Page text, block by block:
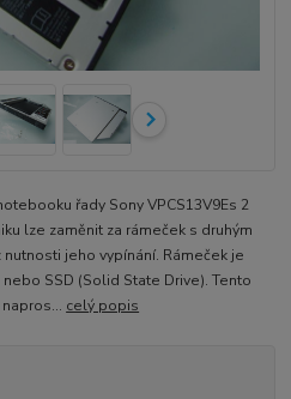
řady Sony VPCS13V9Es 2
lze zaměnit za rámeček s druhým
jeho vypínání. Rámeček je
SSD (Solid State Drive). Tento
celý popis